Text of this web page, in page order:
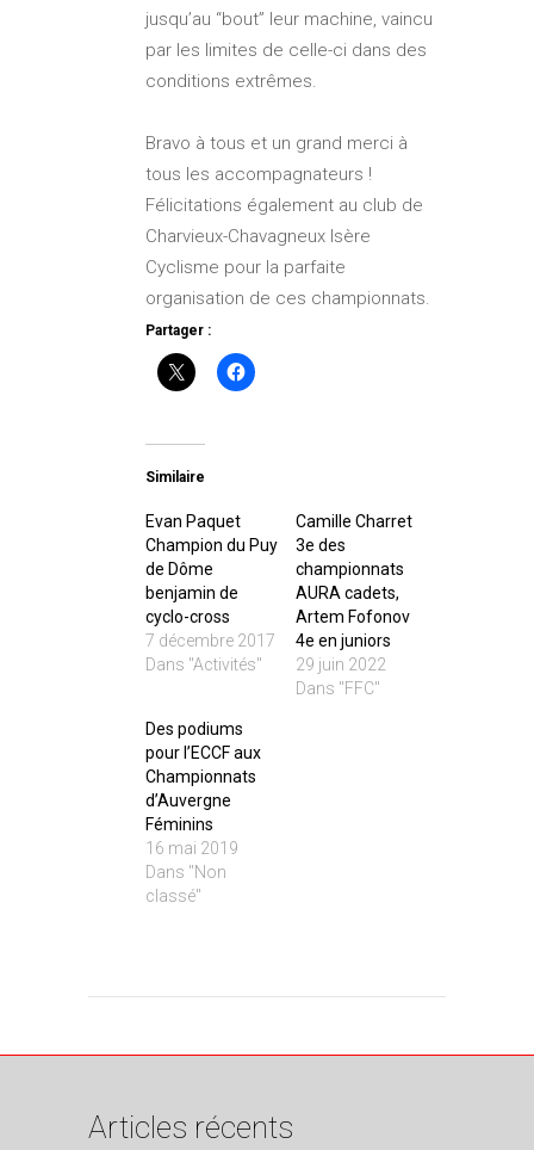
jusqu’au “bout” leur machine, vaincu
par les limites de celle-ci dans des
conditions extrêmes.
Bravo à tous et un grand merci à
tous les accompagnateurs !
Félicitations également au club de
Charvieux-Chavagneux Isère
Cyclisme pour la parfaite
organisation de ces championnats.
Partager :
Similaire
Evan Paquet
Champion du Puy
de Dôme
benjamin de
cyclo-cross
7 décembre 2017
Dans "Activités"
Camille Charret
3e des
championnats
AURA cadets,
Artem Fofonov
4e en juniors
29 juin 2022
Dans "FFC"
Des podiums
pour l’ECCF aux
Championnats
d’Auvergne
Féminins
16 mai 2019
Dans "Non
classé"
Articles récents